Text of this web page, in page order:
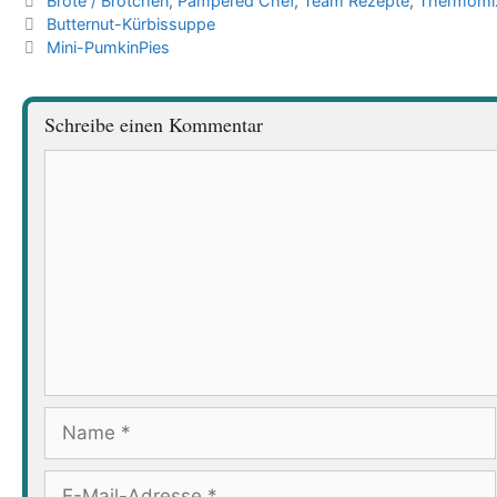
Butternut-Kürbissuppe
Mini-PumkinPies
Schreibe einen Kommentar
Name